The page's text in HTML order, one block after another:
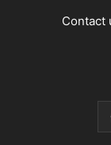
Contact